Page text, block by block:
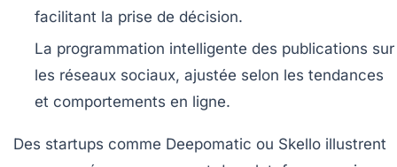
facilitant la prise de décision.
La programmation intelligente des publications sur
les réseaux sociaux, ajustée selon les tendances
et comportements en ligne.
Des startups comme Deepomatic ou Skello illustrent